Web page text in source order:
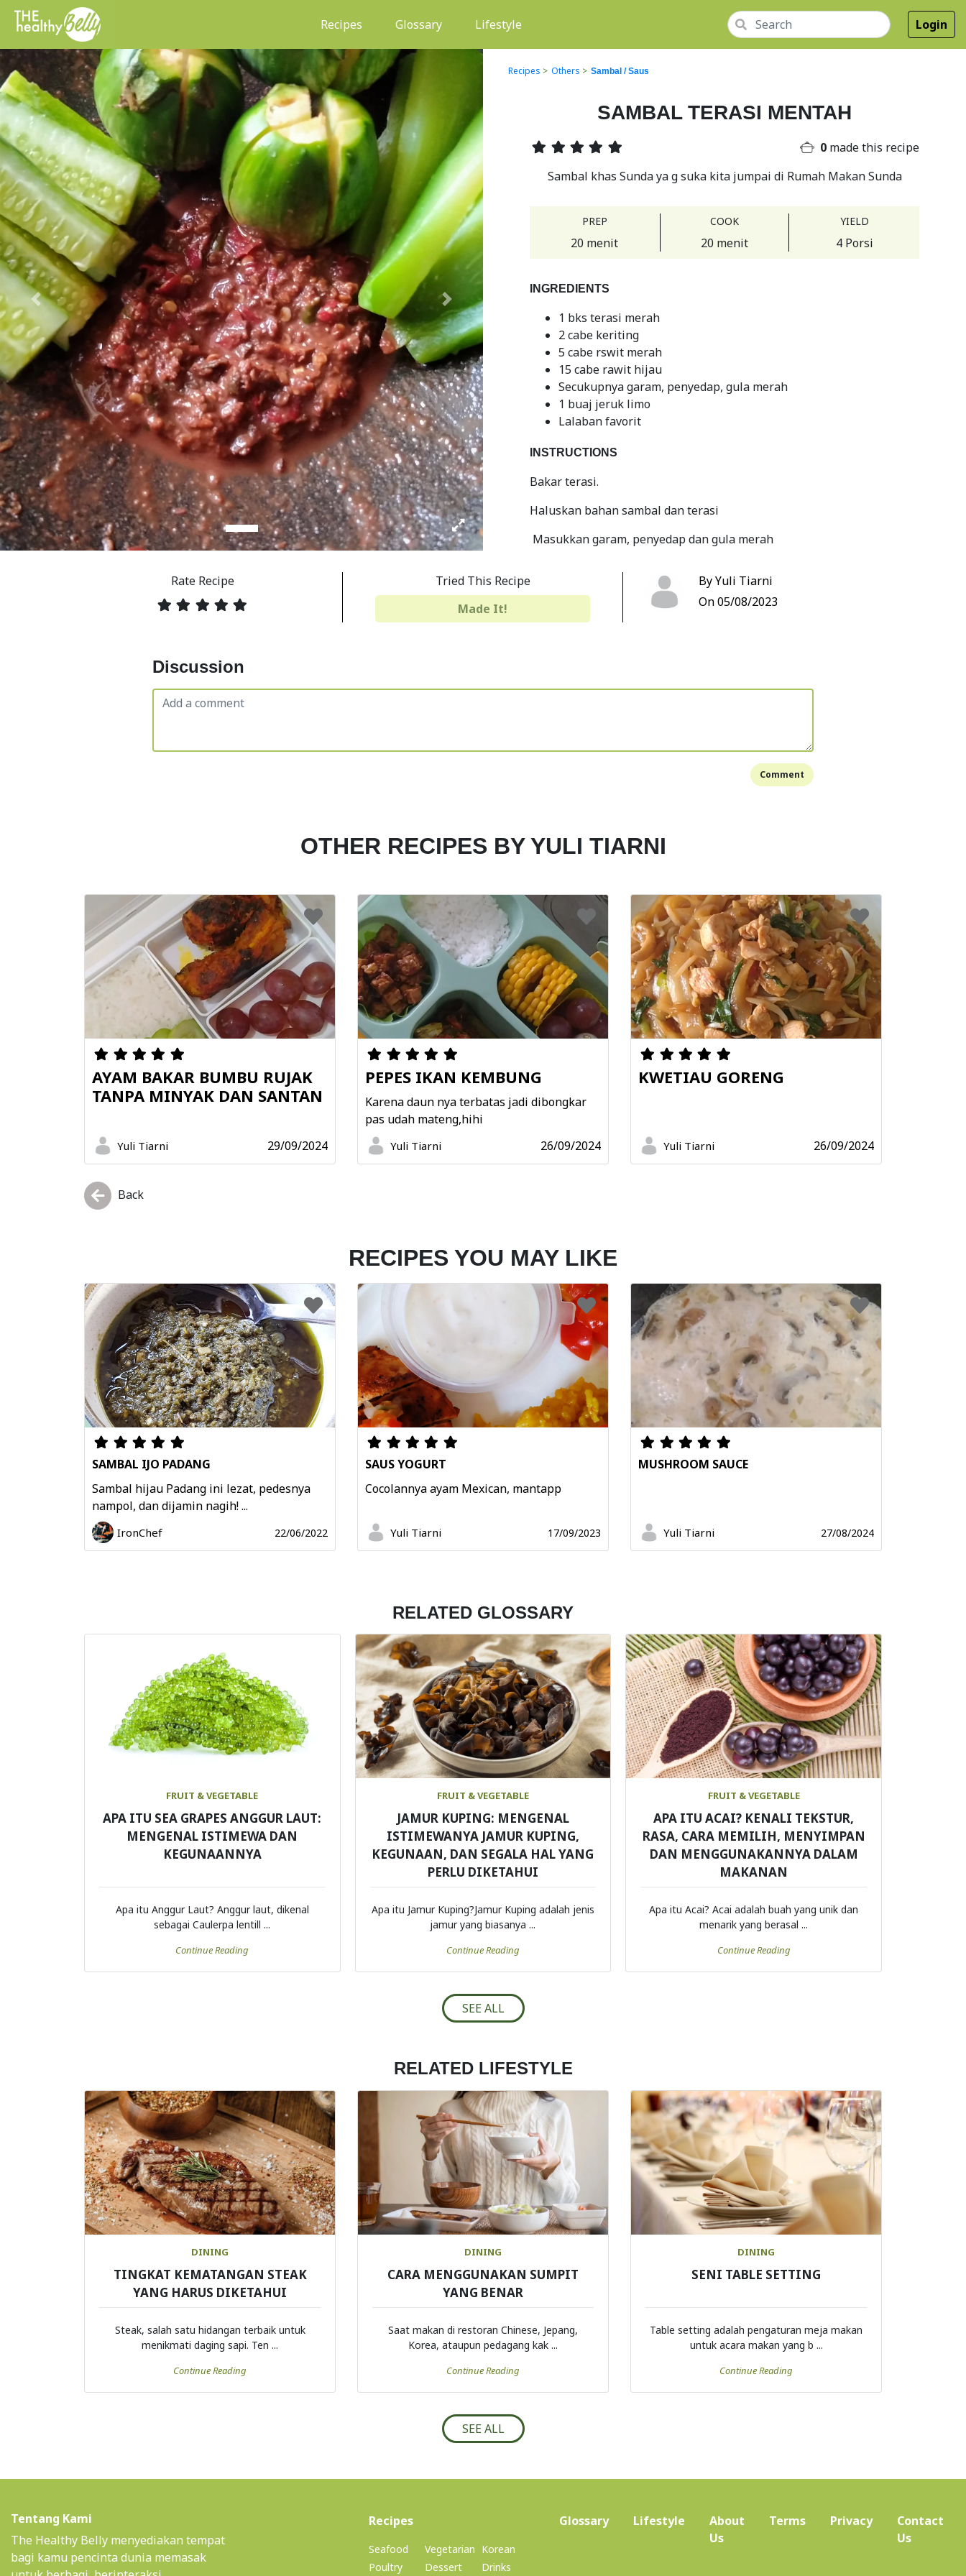
Recipes (current)Glossary Lifestyle Login
Previous Next
Recipes > Others > Sambal / Saus
SAMBAL TERASI MENTAH
0 made this recipe
Sambal khas Sunda ya g suka kita jumpai di Rumah Makan Sunda
PREP
20 menit
COOK
20 menit
YIELD
4 Porsi
INGREDIENTS
1 bks terasi merah
2 cabe keriting
5 cabe rswit merah
15 cabe rawit hijau
Secukupnya garam, penyedap, gula merah
1 buaj jeruk limo
Lalaban favorit
INSTRUCTIONS
Bakar terasi.
Haluskan bahan sambal dan terasi
Masukkan garam, penyedap dan gula merah
Beri kucuran jeruk limo
Rate Recipe
Tried This Recipe
Made It!
By Yuli Tiarni
On 05/08/2023
Discussion
Comment
OTHER RECIPES BY YULI TIARNI
AYAM BAKAR BUMBU RUJAK
TANPA MINYAK DAN SANTAN
Yuli Tiarni 29/09/2024
PEPES IKAN KEMBUNG
Karena daun nya terbatas jadi dibongkar
pas udah mateng,hihi
Yuli Tiarni 26/09/2024
KWETIAU GORENG
Yuli Tiarni 26/09/2024
Back
RECIPES YOU MAY LIKE
SAMBAL IJO PADANG
Sambal hijau Padang ini lezat, pedesnya
nampol, dan dijamin nagih! ...
IronChef 22/06/2022
SAUS YOGURT
Cocolannya ayam Mexican, mantapp
Yuli Tiarni 17/09/2023
MUSHROOM SAUCE
Yuli Tiarni 27/08/2024
RELATED GLOSSARY
FRUIT & VEGETABLE
APA ITU SEA GRAPES ANGGUR LAUT:
MENGENAL ISTIMEWA DAN
KEGUNAANNYA
Apa itu Anggur Laut? Anggur laut, dikenal
sebagai Caulerpa lentill ...
Continue Reading
FRUIT & VEGETABLE
JAMUR KUPING: MENGENAL
ISTIMEWANYA JAMUR KUPING,
KEGUNAAN, DAN SEGALA HAL YANG
PERLU DIKETAHUI
Apa itu Jamur Kuping?Jamur Kuping adalah jenis
jamur yang biasanya ...
Continue Reading
FRUIT & VEGETABLE
APA ITU ACAI? KENALI TEKSTUR,
RASA, CARA MEMILIH, MENYIMPAN
DAN MENGGUNAKANNYA DALAM
MAKANAN
Apa itu Acai? Acai adalah buah yang unik dan
menarik yang berasal ...
Continue Reading
SEE ALL
RELATED LIFESTYLE
DINING
TINGKAT KEMATANGAN STEAK
YANG HARUS DIKETAHUI
Steak, salah satu hidangan terbaik untuk
menikmati daging sapi. Ten ...
Continue Reading
DINING
CARA MENGGUNAKAN SUMPIT
YANG BENAR
Saat makan di restoran Chinese, Jepang,
Korea, ataupun pedagang kak ...
Continue Reading
DINING
SENI TABLE SETTING
Table setting adalah pengaturan meja makan
untuk acara makan yang b ...
Continue Reading
SEE ALL
Tentang Kami
The Healthy Belly menyediakan tempat
bagi kamu pencinta dunia memasak
Recipes(current)
Seafood
Poultry
Vegetarian
Dessert
Korean
Drinks
Glossary Lifestyle
About
Us(current)
Terms Privacy
Contact
Us